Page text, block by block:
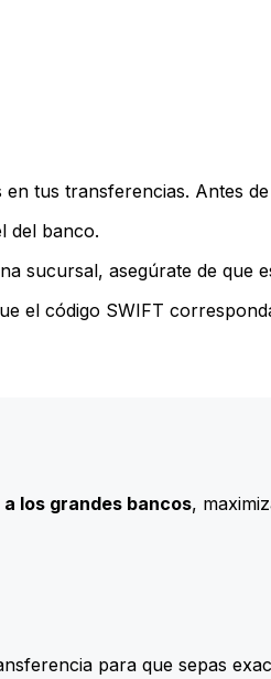
tus transferencias. Antes
del banco.
sucursal, asegúrate de que
el código SWIFT
los grandes bancos,
para que sepas